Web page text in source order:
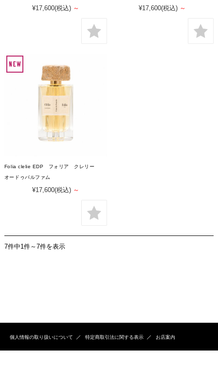
¥17,600(税込) ～ ¥17,600(税込) ～
Folia clelie EDP フォリア クレリー
オードゥパルファム
¥17,600(税込) ～
7件中1件～7件を表示
個人情報の取り扱いについて 特定商取引法に関する表示 お店案内